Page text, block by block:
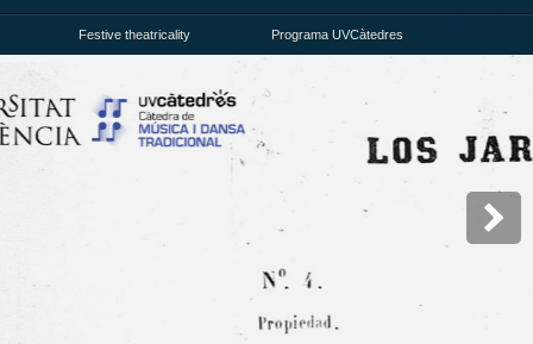
Festive theatricality Programa UVCàtedres